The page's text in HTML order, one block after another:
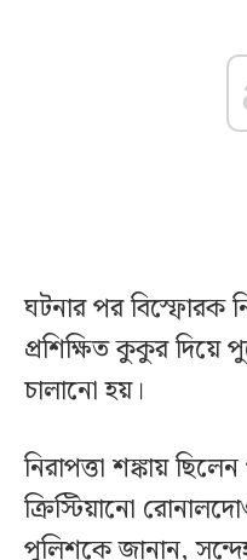
ঘটনার পর বিস্ফোরক
প্রশিক্ষিত কুকুর দিয়ে
চালানো হয়।
নিরাপত্তা শঙ্কায়
ক্রিস্টিয়ানো
পুলিশকে জানান,